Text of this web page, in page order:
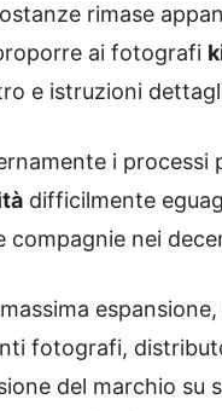
rimase
ai fotografi
e istruzioni
i processi
difficilmente
compagnie nei
fotografi,
del marchio su